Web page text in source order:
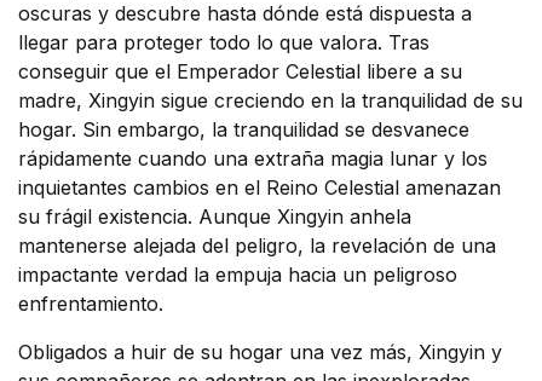
oscuras y descubre hasta dónde está dispuesta a
llegar para proteger todo lo que valora. Tras
conseguir que el Emperador Celestial libere a su
madre, Xingyin sigue creciendo en la tranquilidad de su
hogar. Sin embargo, la tranquilidad se desvanece
rápidamente cuando una extraña magia lunar y los
inquietantes cambios en el Reino Celestial amenazan
su frágil existencia. Aunque Xingyin anhela
mantenerse alejada del peligro, la revelación de una
impactante verdad la empuja hacia un peligroso
enfrentamiento.
Obligados a huir de su hogar una vez más, Xingyin y